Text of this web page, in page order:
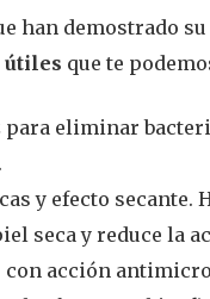
han demostrado
útiles que te
eliminar
y efecto secante.
seca y reduce la
con acción